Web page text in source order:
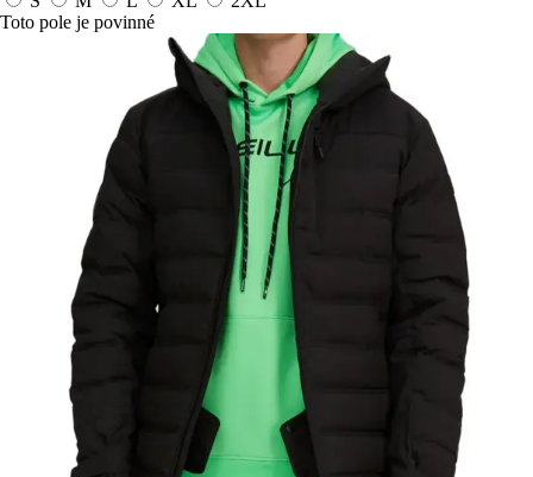
Toto pole je povinné